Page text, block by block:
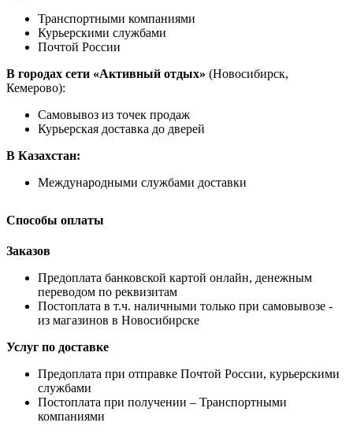
Транспортными компаниями
Курьерскими службами
Почтой России
В городах сети «Активный отдых» (Новосибирск,
Кемерово):
Самовывоз из точек продаж
Курьерская доставка до дверей
В Казахстан:
Международными службами доставки
Способы оплаты
Заказов
Предоплата банковской картой онлайн, денежным
переводом по реквизитам
Постоплата в т.ч. наличными только при самовывозе -
из магазинов в Новосибирске
Услуг по доставке
Предоплата при отправке Почтой России, курьерскими
службами
Постоплата при получении – Транспортными
компаниями